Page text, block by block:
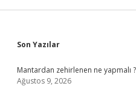
Sidebar
Son Yazılar
Mantardan zehirlenen ne yapmalı ?
Ağustos 9, 2026